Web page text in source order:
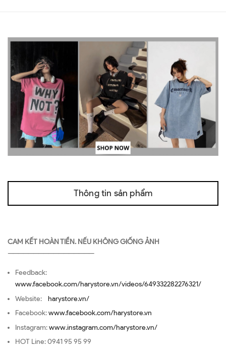
Thông tin sản phẩm
CAM KẾT HOÀN TIỀN. NẾU KHÔNG GIỐNG ẢNH
—————————————————
Feedback:
www.facebook.com/harystore.vn/videos/649332282276321/
Website: harystore.vn/
Facebook:www.facebook.com/harystore.vn
Instagram:www.instagram.com/harystore.vn/
HOT Line: 0941 95 95 99